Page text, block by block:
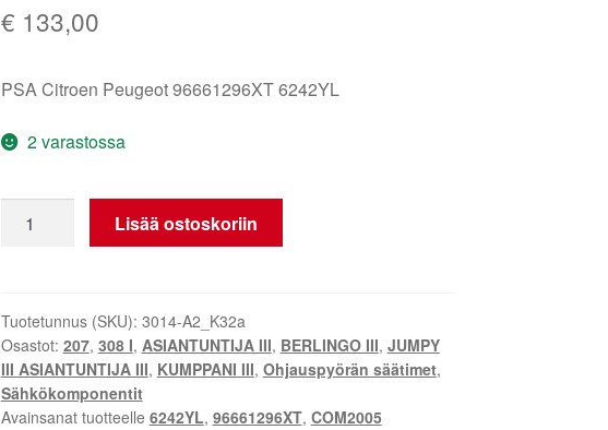
€ 133,00
PSA Citroen Peugeot 96661296XT 6242YL
2 varastossa
Citroën
6242YL
määrä
Lisää ostoskoriin
Tuotetunnus (SKU): 3014-A2_K32a
Osastot: 207, 308 I, ASIANTUNTIJA III, BERLINGO III, JUMPY
III ASIANTUNTIJA III, KUMPPANI III, Ohjauspyörän säätimet,
Sähkökomponentit
Avainsanat tuotteelle 6242YL, 96661296XT, COM2005